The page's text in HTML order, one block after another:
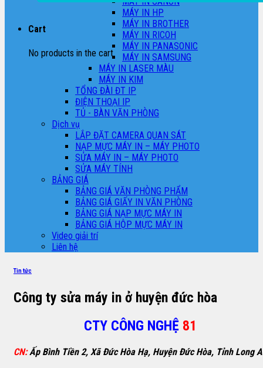
Cart
No products in the cart.
MÁY IN HP
MÁY IN BROTHER
MÁY IN RICOH
MÁY IN PANASONIC
MÁY IN SAMSUNG
MÁY IN LASER MÀU
MÁY IN KIM
TỔNG ĐÀI ĐT IP
ĐIỆN THOẠI IP
TỦ - BÀN VĂN PHÒNG
Dịch vụ
LẮP ĐẶT CAMERA QUAN SÁT
NẠP MỰC MÁY IN – MÁY PHOTO
SỬA MÁY IN – MÁY PHOTO
SỬA MÁY TÍNH
BẢNG GIÁ
BẢNG GIÁ VĂN PHÒNG PHẨM
BẢNG GIÁ GIẤY IN VĂN PHÒNG
BẢNG GIÁ NẠP MỰC MÁY IN
BẢNG GIÁ HỘP MỰC MÁY IN
Video giải trí
Liên hệ
Tin tức
Công ty sửa máy in ở huyện đức hòa
CTY CÔNG NGHỆ 81
CN: Ấp Bình Tiền 2, Xã Đức Hòa Hạ, Huyện Đức Hòa, Tỉnh Long